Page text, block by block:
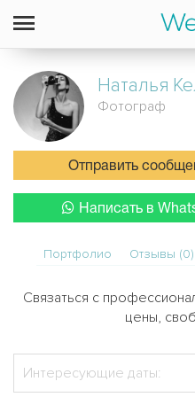
Наталья
Фотограф
Отправить
Написать в
Портфолио Отзывы (0)
Связаться с
цены,